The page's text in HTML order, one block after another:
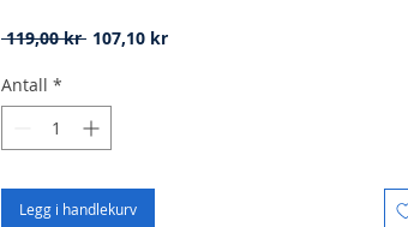
119,00 kr Vanlig
107,10 krSalgspris
Antall *
Legg i handlekurv